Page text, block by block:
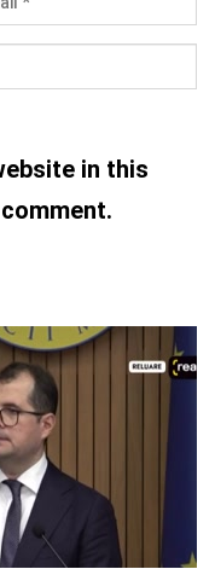
in this